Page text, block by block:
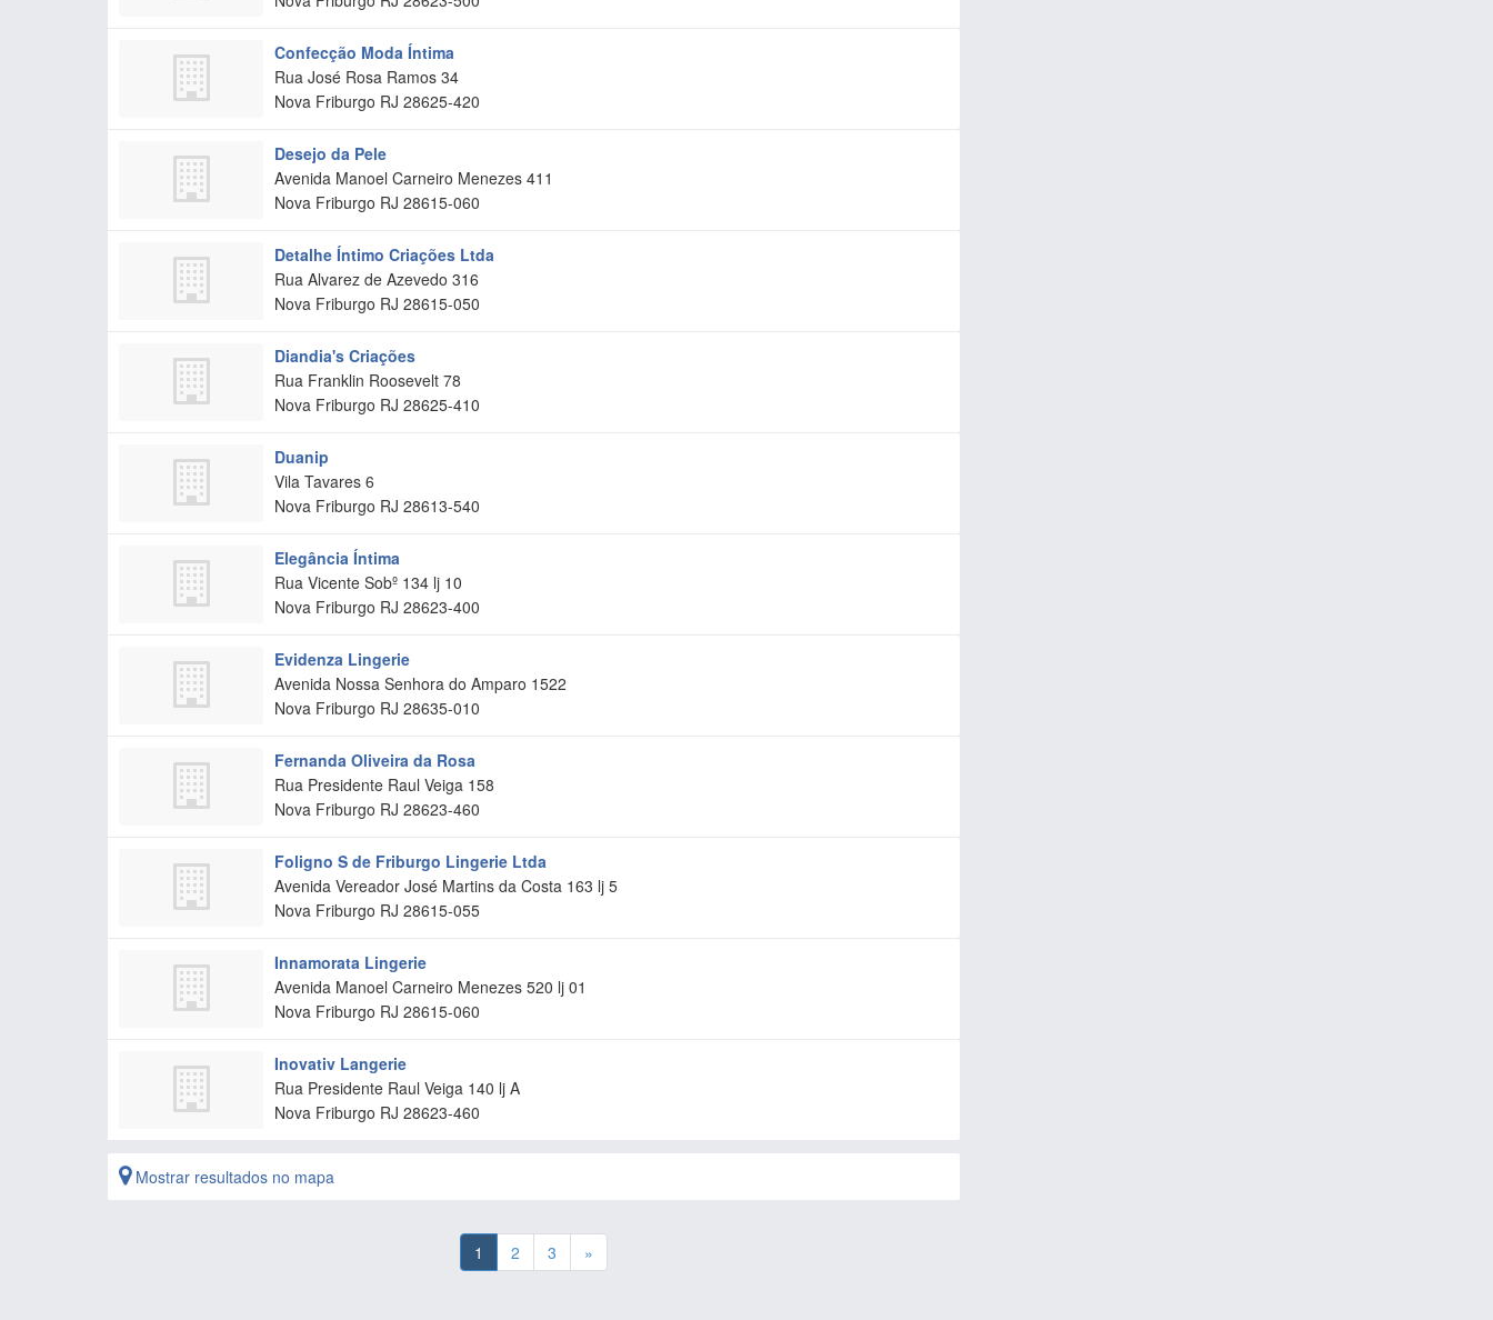
Confecção Moda Íntima
Rua José Rosa Ramos 34
Nova Friburgo RJ 28625-420
Desejo da Pele
Avenida Manoel Carneiro Menezes 411
Nova Friburgo RJ 28615-060
Detalhe Íntimo Criações Ltda
Rua Alvarez de Azevedo 316
Nova Friburgo RJ 28615-050
Diandia's Criações
Rua Franklin Roosevelt 78
Nova Friburgo RJ 28625-410
Duanip
Vila Tavares 6
Nova Friburgo RJ 28613-540
Elegância Íntima
Rua Vicente Sobº 134 lj 10
Nova Friburgo RJ 28623-400
Evidenza Lingerie
Avenida Nossa Senhora do Amparo 1522
Nova Friburgo RJ 28635-010
Fernanda Oliveira da Rosa
Rua Presidente Raul Veiga 158
Nova Friburgo RJ 28623-460
Foligno S de Friburgo Lingerie Ltda
Avenida Vereador José Martins da Costa 163 lj 5
Nova Friburgo RJ 28615-055
Innamorata Lingerie
Avenida Manoel Carneiro Menezes 520 lj 01
Nova Friburgo RJ 28615-060
Inovativ Langerie
Rua Presidente Raul Veiga 140 lj A
Nova Friburgo RJ 28623-460
Mostrar resultados no mapa
1 2 3 »